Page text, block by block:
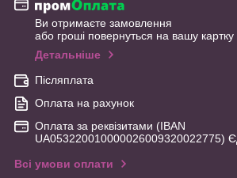
Ви отримаєте замовлення
або гроші повернуться на вашу картку
Детальніше
Післяплата
Оплата на рахунок
Оплата за реквізитами (IBAN
UA053220010000026009320022775)
Всі умови оплати